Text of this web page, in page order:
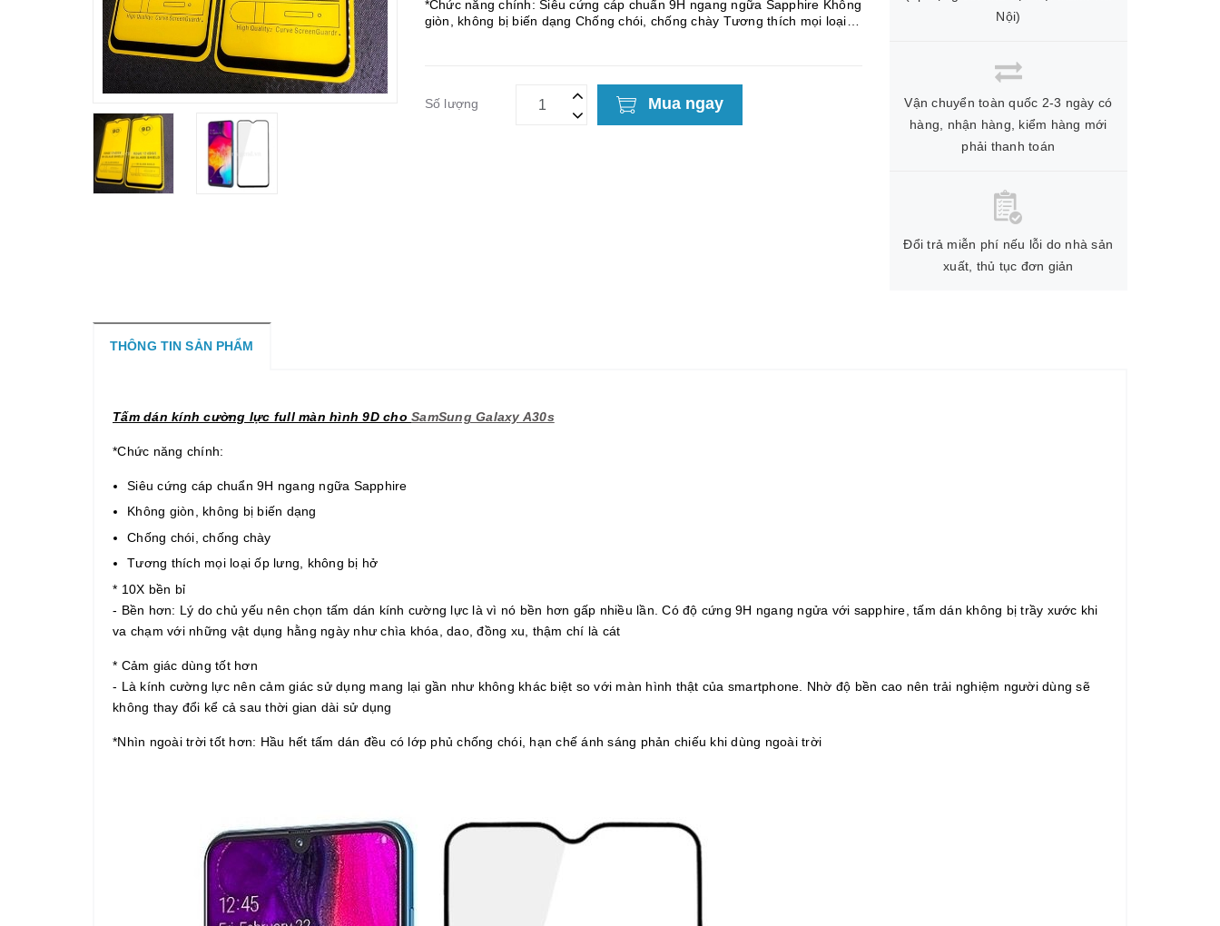
*Chức năng chính: Siêu cứng cáp chuẩn 9H ngang ngữa Sapphire Không
giòn, không bị biến dạng Chống chói, chống chày Tương thích mọi loại
Số lượng Mua ngay
Nội)
Vận chuyển toàn quốc 2-3 ngày có
hàng, nhận hàng, kiểm hàng mới
phải thanh toán
Đổi trả miễn phí nếu lỗi do nhà sản
xuất, thủ tục đơn giản
THÔNG TIN SẢN PHẨM
Tấm dán kính cường lực full màn hình 9D cho SamSung Galaxy A30s
*Chức năng chính:
Siêu cứng cáp chuẩn 9H ngang ngữa Sapphire
Không giòn, không bị biến dạng
Chống chói, chống chày
Tương thích mọi loại ốp lưng, không bị hở
* 10X bền bỉ
- Bền hơn: Lý do chủ yếu nên chọn tấm dán kính cường lực là vì nó bền hơn gấp nhiều lần. Có độ cứng 9H ngang ngửa với sapphire, tấm dán không bị trầy xước khi
va chạm với những vật dụng hằng ngày như chìa khóa, dao, đồng xu, thậm chí là cát
* Cảm giác dùng tốt hơn
- Là kính cường lực nên cảm giác sử dụng mang lại gần như không khác biệt so với màn hình thật của smartphone. Nhờ độ bền cao nên trải nghiệm người dùng sẽ
không thay đổi kể cả sau thời gian dài sử dụng
*Nhìn ngoài trời tốt hơn: Hầu hết tấm dán đều có lớp phủ chống chói, hạn chế ánh sáng phản chiếu khi dùng ngoài trời